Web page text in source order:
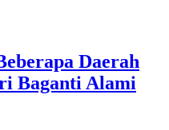
Daerah
Baganti Alami